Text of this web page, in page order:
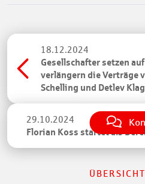
18.12.2024
Gesellschafter setzen
verlängern die Verträge
Schelling und Detlev
29.10.2024
Florian Koss startet als
ÜBERSICHT